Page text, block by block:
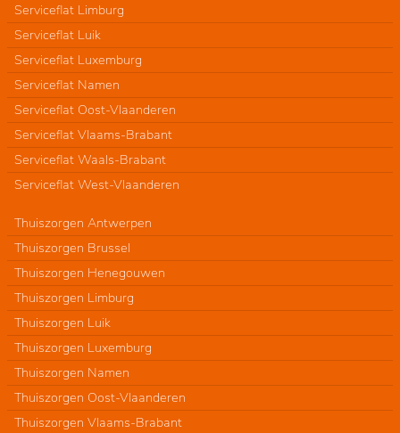
Serviceflat Limburg
Serviceflat Luik
Serviceflat Luxemburg
Serviceflat Namen
Serviceflat Oost-Vlaanderen
Serviceflat Vlaams-Brabant
Serviceflat Waals-Brabant
Serviceflat West-Vlaanderen
Thuiszorgen Antwerpen
Thuiszorgen Brussel
Thuiszorgen Henegouwen
Thuiszorgen Limburg
Thuiszorgen Luik
Thuiszorgen Luxemburg
Thuiszorgen Namen
Thuiszorgen Oost-Vlaanderen
Thuiszorgen Vlaams-Brabant